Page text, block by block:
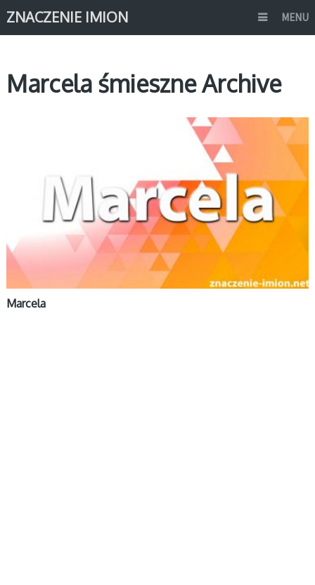
ZNACZENIE IMION MENU
Marcela śmieszne Archive
Marcela